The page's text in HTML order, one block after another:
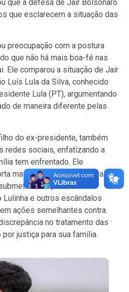
que a defesa de Jair Bolsonaro
que esclarecem a situação das
preocupação com a postura
que não há mais boa-fé nas
Ele comparou a situação de Jair
Luís Lula da Silva, conhecido
Lula (PT), argumentando
de maneira diferente pelas
do ex-presidente, também
redes sociais, enfatizando a
tem enfrentado. Ele
mais a injustiça e a tortura a
enquanto a
e outros escândalos
ações semelhantes contra
no tratamento das
justiça para sua família.